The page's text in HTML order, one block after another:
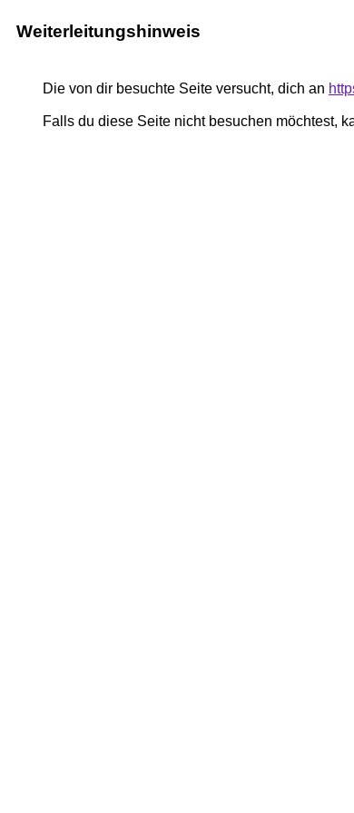
Weiterleitungshinweis
Die von dir besuchte Seite versucht, dich an
Falls du diese Seite nicht besuchen möchtest,